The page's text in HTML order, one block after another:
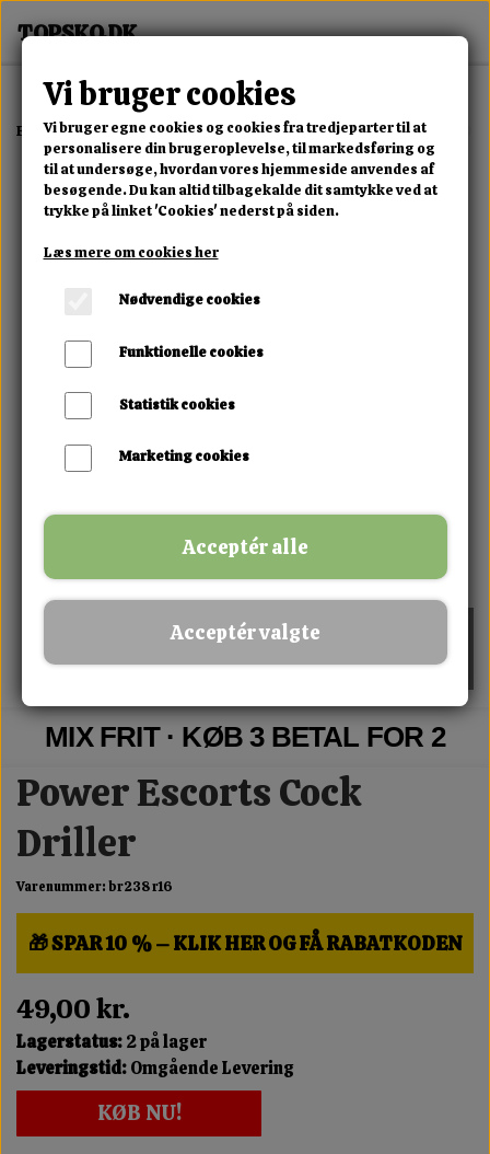
Forside Erotisk Kollektion Alle Produkter Power Escorts Cock
MIX FRIT · KØB 3 BETAL FOR 2
Power Escorts Cock
Driller
Varenummer: br238 r16
🎁 SPAR 10 % – KLIK HER OG FÅ RABATKODEN
49,00 kr.
Lagerstatus:2 på lager
Leveringstid:Omgående Levering
KØB NU!
Vi bruger cookies
Vi bruger egne cookies og cookies fra tredjeparter til at
personalisere din brugeroplevelse, til markedsføring og
til at undersøge, hvordan vores hjemmeside anvendes af
besøgende. Du kan altid tilbagekalde dit samtykke ved at
trykke på linket 'Cookies' nederst på siden.
Læs mere om cookies her
Nødvendige cookies
Funktionelle cookies
Statistik cookies
Marketing cookies
Acceptér alle
Acceptér valgte